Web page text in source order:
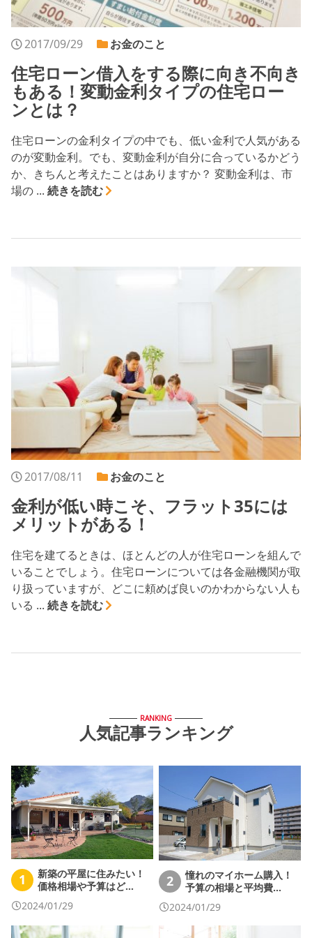
2017/09/29 お金のこと
住宅ローン借入をする際に向き不向き
もある！変動金利タイプの住宅ロー
ンとは？
住宅ローンの金利タイプの中でも、低い金利で人気がある
のが変動金利。でも、変動金利が自分に合っているかどう
か、きちんと考えたことはありますか？ 変動金利は、市
場の ... 続きを読む
2017/08/11 お金のこと
金利が低い時こそ、フラット35には
メリットがある！
住宅を建てるときは、ほとんどの人が住宅ローンを組んで
いることでしょう。住宅ローンについては各金融機関が取
り扱っていますが、どこに頼めば良いのかわからない人も
いる ... 続きを読む
RANKING
人気記事ランキング
1
新築の平屋に住みたい！
価格相場や予算はど…
2024/01/29
2
憧れのマイホーム購入！
予算の相場と平均費…
2024/01/29